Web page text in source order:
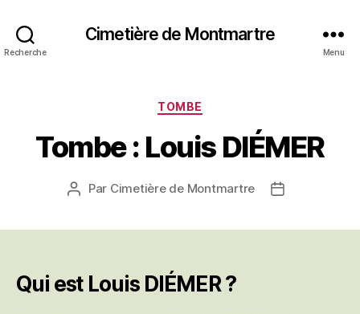
Recherche
Cimetière de Montmartre
Menu
Catégories
TOMBE
Tombe : Louis DIÉMER
Auteur
Par Cimetière de Montmartre
Date
Qui est Louis DIÉMER ?